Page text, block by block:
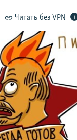
Читать без VPN